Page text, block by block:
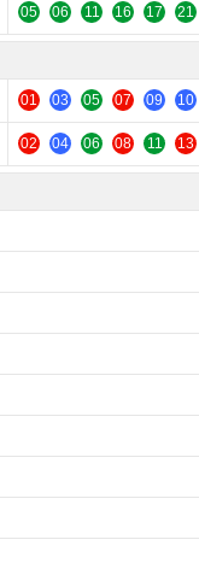
05 06 11 16 17 21
01 03 05 07 09 10
02 04 06 08 11 13